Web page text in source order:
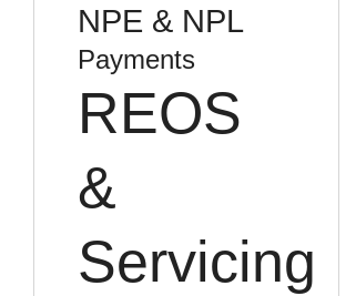
NPE & NPL
Payments
REOS
&
Servicing